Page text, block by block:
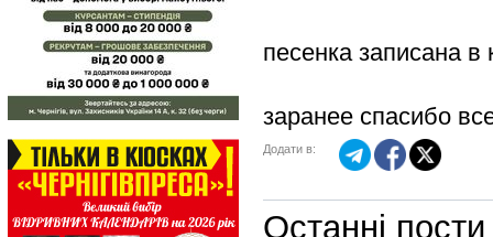
песенка записана
заранее спасибо
Додати в:
Останні